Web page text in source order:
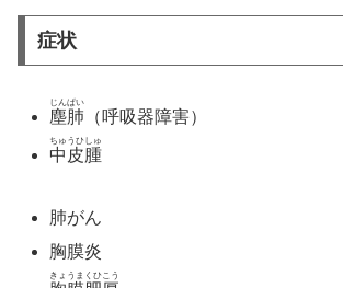
症状
塵肺
じんぱい
（呼吸器障害）
中皮腫
ちゅうひしゅ
肺がん
胸膜炎
きょうまくひこう